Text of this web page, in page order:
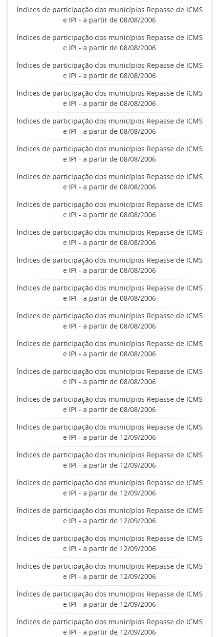
Índices de participação dos municípios Repasse de ICMS
e IPI - a partir de 08/08/2006
Índices de participação dos municípios Repasse de ICMS
e IPI - a partir de 08/08/2006
Índices de participação dos municípios Repasse de ICMS
e IPI - a partir de 08/08/2006
Índices de participação dos municípios Repasse de ICMS
e IPI - a partir de 08/08/2006
Índices de participação dos municípios Repasse de ICMS
e IPI - a partir de 08/08/2006
Índices de participação dos municípios Repasse de ICMS
e IPI - a partir de 08/08/2006
Índices de participação dos municípios Repasse de ICMS
e IPI - a partir de 08/08/2006
Índices de participação dos municípios Repasse de ICMS
e IPI - a partir de 08/08/2006
Índices de participação dos municípios Repasse de ICMS
e IPI - a partir de 08/08/2006
Índices de participação dos municípios Repasse de ICMS
e IPI - a partir de 08/08/2006
Índices de participação dos municípios Repasse de ICMS
e IPI - a partir de 08/08/2006
Índices de participação dos municípios Repasse de ICMS
e IPI - a partir de 08/08/2006
Índices de participação dos municípios Repasse de ICMS
e IPI - a partir de 08/08/2006
Índices de participação dos municípios Repasse de ICMS
e IPI - a partir de 08/08/2006
Índices de participação dos municípios Repasse de ICMS
e IPI - a partir de 08/08/2006
Índices de participação dos municípios Repasse de ICMS
e IPI - a partir de 12/09/2006
Índices de participação dos municípios Repasse de ICMS
e IPI - a partir de 12/09/2006
Índices de participação dos municípios Repasse de ICMS
e IPI - a partir de 12/09/2006
Índices de participação dos municípios Repasse de ICMS
e IPI - a partir de 12/09/2006
Índices de participação dos municípios Repasse de ICMS
e IPI - a partir de 12/09/2006
Índices de participação dos municípios Repasse de ICMS
e IPI - a partir de 12/09/2006
Índices de participação dos municípios Repasse de ICMS
e IPI - a partir de 12/09/2006
Índices de participação dos municípios Repasse de ICMS
e IPI - a partir de 12/09/2006